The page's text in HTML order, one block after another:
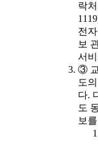
락
전
보
서
③ 교
도
다.
도
보